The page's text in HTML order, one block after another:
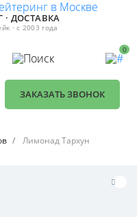
ДОСТАВКА
· с 2003 года
0
ЗАКАЗАТЬ ЗВОНОК
Лимонад Тархун